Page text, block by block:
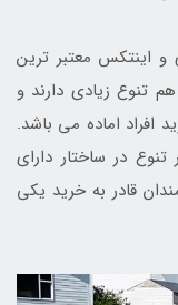
و اینتکس معتبر ترین
تنوع زیادی دارند و
افراد اماده می باشد.
در ساختار دارای
قادر به خرید یکی